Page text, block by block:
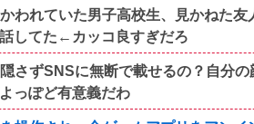
われていた男子高校生、見かねた
してた←カッコ良すぎだろ
さずSNSに無断で載せるの？自分
っぽど有意義だわ